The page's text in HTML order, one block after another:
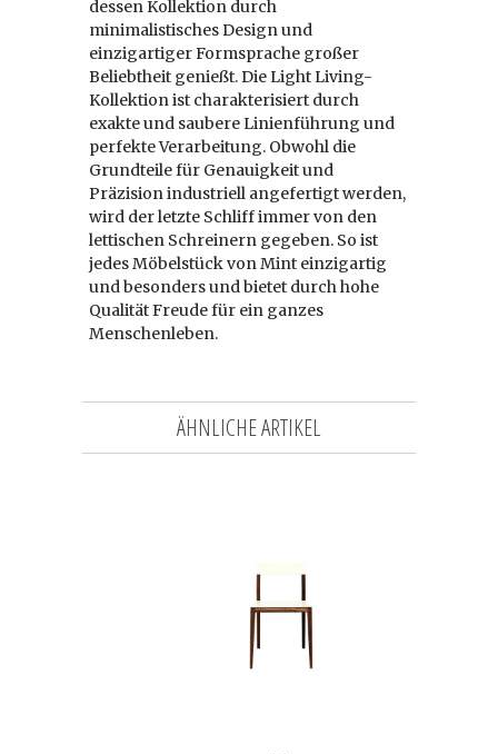
dessen Kollektion durch
minimalistisches Design und
einzigartiger Formsprache großer
Beliebtheit genießt. Die Light Living-
Kollektion ist charakterisiert durch
exakte und saubere Linienführung und
perfekte Verarbeitung. Obwohl die
Grundteile für Genauigkeit und
Präzision industriell angefertigt werden,
wird der letzte Schliff immer von den
lettischen Schreinern gegeben. So ist
jedes Möbelstück von Mint einzigartig
und besonders und bietet durch hohe
Qualität Freude für ein ganzes
Menschenleben.
ÄHNLICHE ARTIKEL